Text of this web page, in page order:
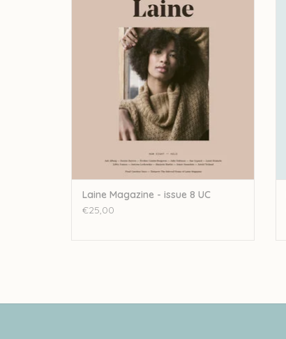
TOEVOEGEN AAN WINKELWAGEN
Laine Magazine - issue 8 UC
€25,00